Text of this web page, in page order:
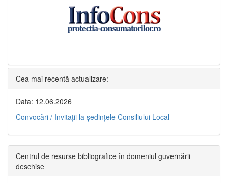
Cea mai recentă actualizare:
Data: 12.06.2026
Convocări / Invitaţii la şedinţele Consiliului Local
Centrul de resurse bibliografice în domeniul guvernării
deschise